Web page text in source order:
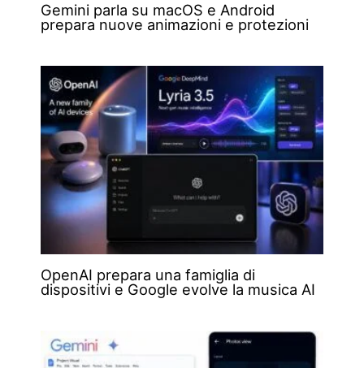
Gemini parla su macOS e Android
prepara nuove animazioni e protezioni
OpenAI prepara una famiglia di
dispositivi e Google evolve la musica AI